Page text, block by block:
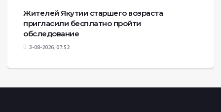
Жителей Якутии старшего возраста
пригласили бесплатно пройти
обследование
3-08-2026, 07:52